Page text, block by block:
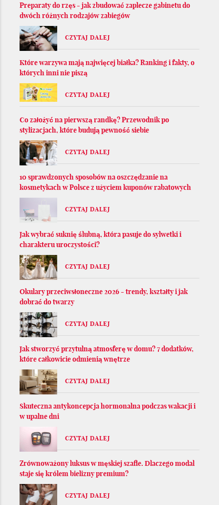
Preparaty do rzęs - jak zbudować zaplecze gabinetu do
dwóch różnych rodzajów zabiegów
CZYTAJ DALEJ
Które warzywa mają najwięcej białka? Ranking i fakty, o
których inni nie piszą
CZYTAJ DALEJ
Co założyć na pierwszą randkę? Przewodnik po
stylizacjach, które budują pewność siebie
CZYTAJ DALEJ
10 sprawdzonych sposobów na oszczędzanie na
kosmetykach w Polsce z użyciem kuponów rabatowych
CZYTAJ DALEJ
Jak wybrać suknię ślubną, która pasuje do sylwetki i
charakteru uroczystości?
CZYTAJ DALEJ
Okulary przeciwsłoneczne 2026 - trendy, kształty i jak
dobrać do twarzy
CZYTAJ DALEJ
Jak stworzyć przytulną atmosferę w domu? 7 dodatków,
które całkowicie odmienią wnętrze
CZYTAJ DALEJ
Skuteczna antykoncepcja hormonalna podczas wakacji i
w upalne dni
CZYTAJ DALEJ
Zrównoważony luksus w męskiej szafie. Dlaczego modal
staje się królem bielizny premium?
CZYTAJ DALEJ